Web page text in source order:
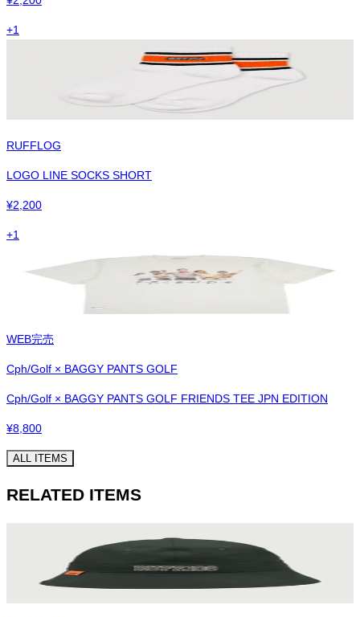
+1
RUFFLOG
LOGO LINE SOCKS SHORT
¥2,200
+1
WEB完売
Cph/Golf × BAGGY PANTS GOLF
Cph/Golf × BAGGY PANTS GOLF FRIENDS TEE JPN EDITION
¥8,800
ALL ITEMS
RELATED ITEMS